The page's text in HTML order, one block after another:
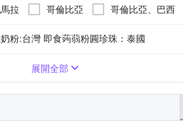
拉 哥倫比亞 哥倫比亞、巴西
瓜地馬拉、巴西、印尼、哥倫比亞、衣
印尼、巴西 、中南美洲、瓜地馬拉薇
衣索比亞、印度
好纖好鈣珍珠燕麥植物奶粉:台灣 即食蒟蒻粉圓珍珠：泰國
烏龍茶 玄米茶/麥茶/國寶茶
展開全部